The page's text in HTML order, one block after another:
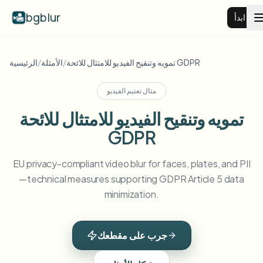
bgblur ابدأ
طمس خلفية الفيديو
عرض جميع الأمثلة
طمس الوجه
طمس لوحة السيارة
الميزات
Browse every blur tool in one place
المدارس والتعليم
الرئيسية/الأمثلة/ تمويه وتنقيح الفيديو للامتثال للائحة GDPR
مثال تعتيم الفيديو
تمويه وتنقيح الفيديو للامتثال للائحة
GDPR
EU privacy-compliant video blur for faces, plates, and PII
—technical measures supporting GDPR Article 5 data
minimization.
جرب على مقطعك